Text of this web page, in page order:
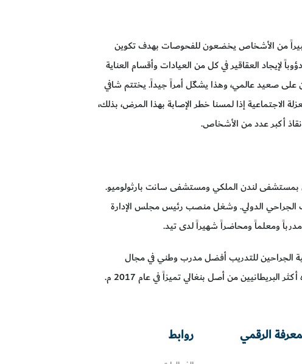
كبيراً من الأشخاص يخضعون للفحوصات بهدف تكوين
لإيجاد العقاقير في كل من العيادات وأقسام العناية
على صعيد عالمي، وهذا يشكّل أمراً جيداً. يختتم شافي
الاجتماعية إذا لمسنا خطر الإصابة بهذا المرض، بذلك،
أكبر عدد من الأشخاص.
لندن الملكي ومستشفى سانت بارثولوميو.
الجراحي الدولي. وشغل منصب رئيس مجلس الإدارة
مدرباً ومعلماً ومحاضراً شهيراً لدى تيد.
المشرط الفضي في عام 2015 م؛ إذ اعتبرته جمعية الجراحين للتدريب أفضل مدرب وطني في مجال
الرقمي روابط